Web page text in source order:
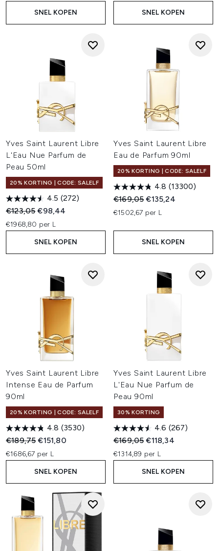
SNEL KOPEN SNEL KOPEN
Yves Saint Laurent Libre
L'Eau Nue Parfum de
Peau 50ml
20% KORTING | CODE: SALELF
4.5 (272)
Recommended Retail Price:
€123,05Huidige prijs:
€98,44
€1968,80 per L
SNEL KOPEN
Yves Saint Laurent Libre
Eau de Parfum 90ml
20% KORTING | CODE: SALELF
4.8 (13300)
Recommended Retail Price:
€169,05Huidige prijs:
€135,24
€1502,67 per L
SNEL KOPEN
Yves Saint Laurent Libre
Intense Eau de Parfum
90ml
20% KORTING | CODE: SALELF
4.8 (3530)
Recommended Retail Price:
€189,75Huidige prijs:
€151,80
€1686,67 per L
SNEL KOPEN
Yves Saint Laurent Libre
L'Eau Nue Parfum de
Peau 90ml
30% KORTING
4.6 (267)
Recommended Retail Price:
€169,05Huidige prijs:
€118,34
€1314,89 per L
SNEL KOPEN